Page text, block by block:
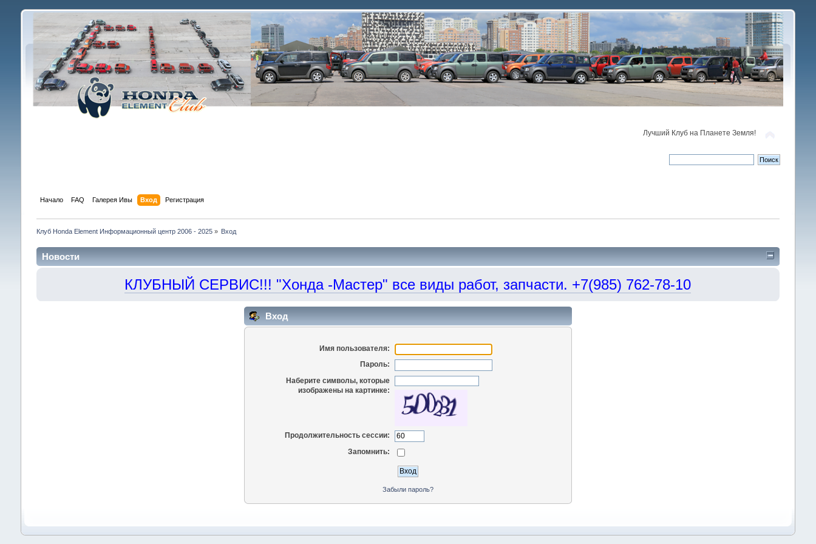
Лучший Клуб на Планете Земля!
Начало FAQ Галерея Ивы Вход Регистрация
Клуб Honda Element Информационный центр 2006 - 2025» Вход
Новости
КЛУБНЫЙ СЕРВИС!!! "Хонда -Мастер" все виды работ, запчасти. +7(985) 762-78-10
Вход
Имя пользователя:
Пароль:
Наберите символы, которые
изображены на картинке:
Продолжительность сессии:
Запомнить:
Забыли пароль?